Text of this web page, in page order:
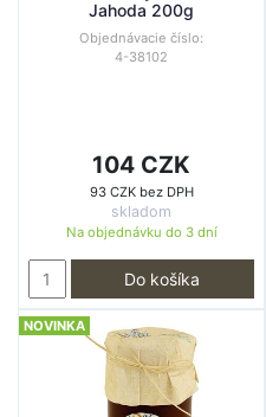
Jahoda 200g
Objednávacie číslo:
4-38102
104 CZK
93 CZK bez DPH
skladom
Na objednávku do 3 dní
Do košíka
NOVINKA